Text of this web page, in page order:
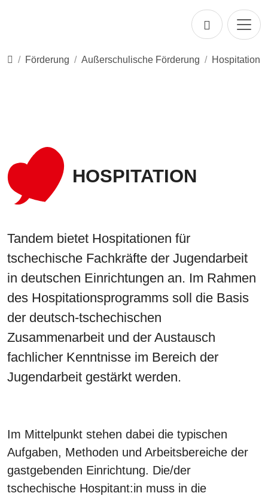
Startseite
Förderung Außerschulische Förderung Hospitation
HOSPITATION
Tandem bietet Hospitationen für
tschechische Fachkräfte der Jugendarbeit
in deutschen Einrichtungen an. Im Rahmen
des Hospitationsprogramms soll die Basis
der deutsch-tschechischen
Zusammenarbeit und der Austausch
fachlicher Kenntnisse im Bereich der
Jugendarbeit gestärkt werden.
Im Mittelpunkt stehen dabei die typischen
Aufgaben, Methoden und Arbeitsbereiche der
gastgebenden Einrichtung. Die/der
tschechische Hospitant:in muss in die